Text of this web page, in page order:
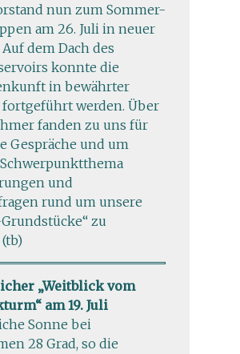
nun zum Sommer-
am 26. Juli in neuer
dem Dach des
konnte die
in bewährter
werden. Über
fanden zu uns für
Gespräche und um
und
rund um unsere
zu
„Weitblick vom
am 19. Juli
Sonne bei
28 Grad, so die